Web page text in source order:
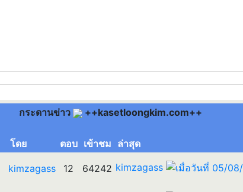
กระดานข่าว ++kasetloongkim.com++
โดย ตอบ เข้าชม ล่าสุด
kimzagass 12 64242 kimzagass